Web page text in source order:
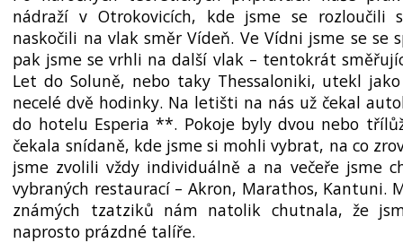
nádraží v Otrokovi­cích, kde jsme se rozloučili
naskočili na vlak směr Vídeň. Ve Vídni jsme se se
pak jsme se vrhli na další vlak – tentokrát
Let do Soluně, nebo taky Thessaloniki, utekl
necelé dvě hodinky. Na letišti na nás už čekal
do hotelu Esperia **. Pokoje byly dvou nebo
čekala snídaně, kde jsme si mohli vybrat, na co
jsme zvolili vždy individuálně a na večeře jsme
vybraných restaurací – Akron, Marathos, Kantuni.
známých tzatziků nám natolik chutnala, že
naprosto prázdné talíře.